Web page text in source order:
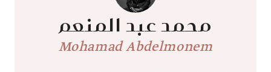
محمد عبد المنعم
Mohamad Abdelmonem